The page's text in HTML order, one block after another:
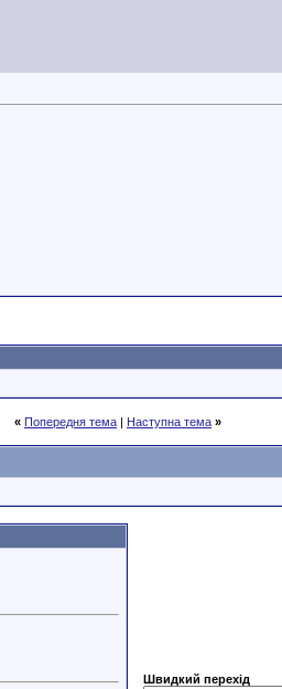
« Попередня тема | Наступна тема »
Швидкий перехід